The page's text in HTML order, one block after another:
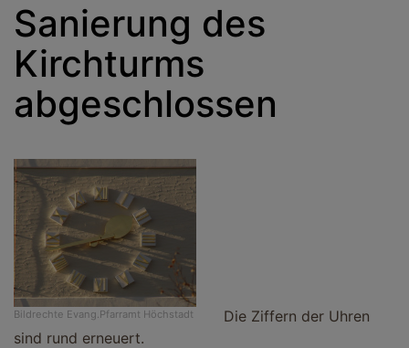
Sanierung des
Kirchturms
abgeschlossen
Bildrechte Evang.Pfarramt Höchstadt
Die Ziffern der Uhren
sind rund erneuert.